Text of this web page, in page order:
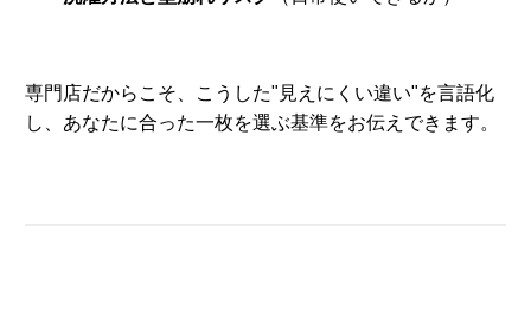
専門店だからこそ、こうした"見えにくい違い"を言語化
し、あなたに合った一枚を選ぶ基準をお伝えできます。